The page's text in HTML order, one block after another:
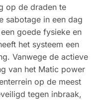
op de draden te
sabotage in een dag
goede fysieke en
het systeem een
Vanwege de actieve
van het Matic power
op de meest
tegen inbraak,